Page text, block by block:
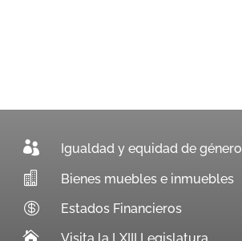
 Igualdad y equidad de género
 Bienes muebles e inmuebles
 Estados Financieros
